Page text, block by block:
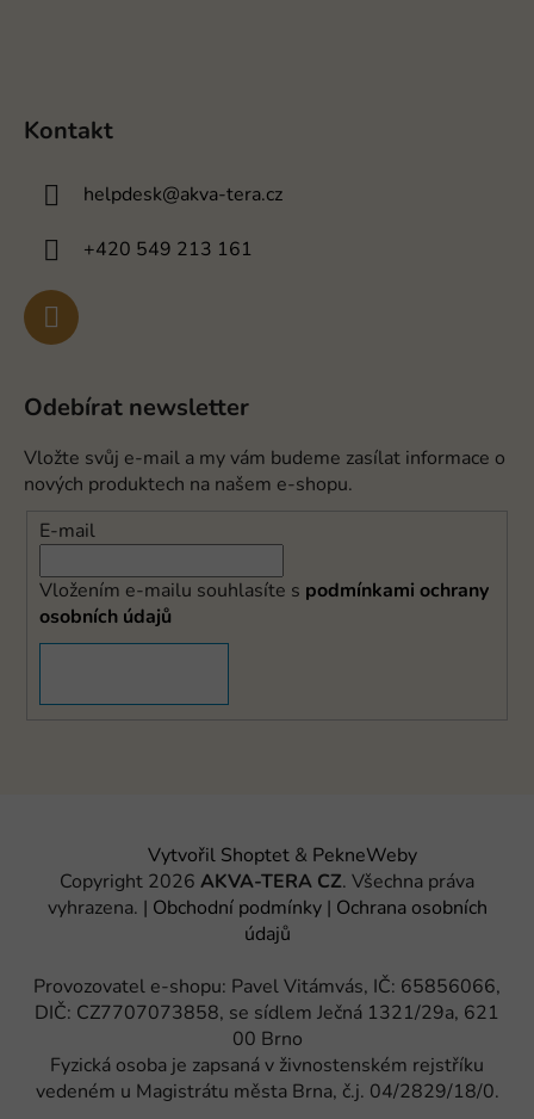
Kontakt
helpdesk@akva-tera.cz
+420 549 213 161
Odebírat newsletter
Vložte svůj e-mail a my vám budeme zasílat informace o
nových produktech na našem e-shopu.
E-mail
Vložením e-mailu souhlasíte s podmínkami ochrany
osobních údajů
Vytvořil Shoptet& PekneWeby
Copyright 2026 AKVA-TERA CZ. Všechna práva
vyhrazena. | Obchodní podmínky| Ochrana osobních
údajů
Provozovatel e-shopu: Pavel Vitámvás, IČ: 65856066,
DIČ: CZ7707073858, se sídlem Ječná 1321/29a, 621
00 Brno
Fyzická osoba je zapsaná v živnostenském rejstříku
vedeném u Magistrátu města Brna, č.j. 04/2829/18/0.